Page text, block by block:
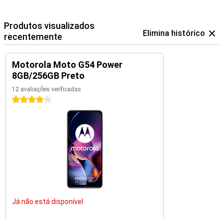
Produtos visualizados
recentemente
Elimina histórico
Motorola Moto G54 Power
8GB/256GB Preto
12 avaliações verificadas
4 estrelas
Já não está disponível